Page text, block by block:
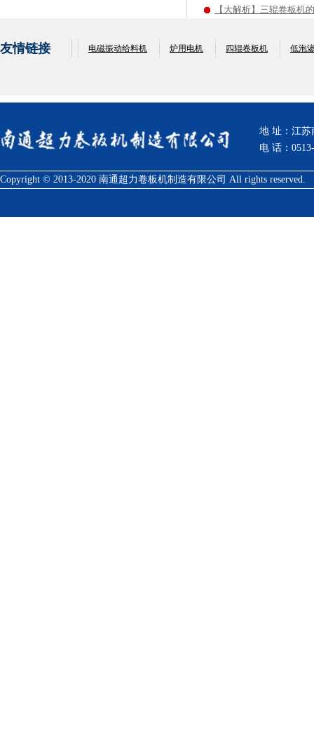
【大解析】三辊卷板机
友情链接 电磁振动给料机 炉用电机 四辊卷板机 低泡
地 址：江苏
电 话：
Copyright © 2013-2020 南通超力卷板机制造有限公司 All rights reserved.